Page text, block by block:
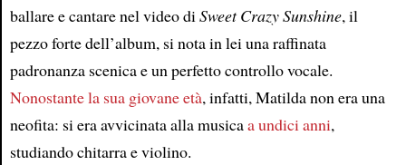
ballare e cantare nel video diSweet Crazy Sunshine, il
pezzo forte dell’album, si nota in lei una raffinata
padronanza scenica e un perfetto controllo vocale.
Nonostante la sua giovane età, infatti, Matilda non era una
neofita: si era avvicinata alla musicaa undici anni,
studiando chitarra e violino.